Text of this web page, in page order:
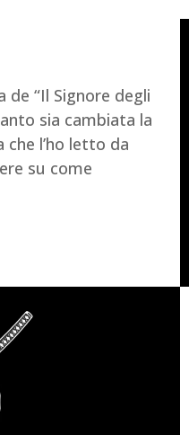
“Il Signore degli
sia cambiata la
l’ho letto da
su come